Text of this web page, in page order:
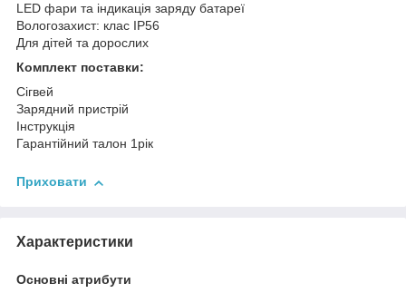
LED фари та індикація заряду батареї
Вологозахист: клас IP56
Для дітей та дорослих
Комплект поставки:
Сігвей
Зарядний пристрій
Інструкція
Гарантійний талон 1рік
Приховати
Характеристики
Основні атрибути